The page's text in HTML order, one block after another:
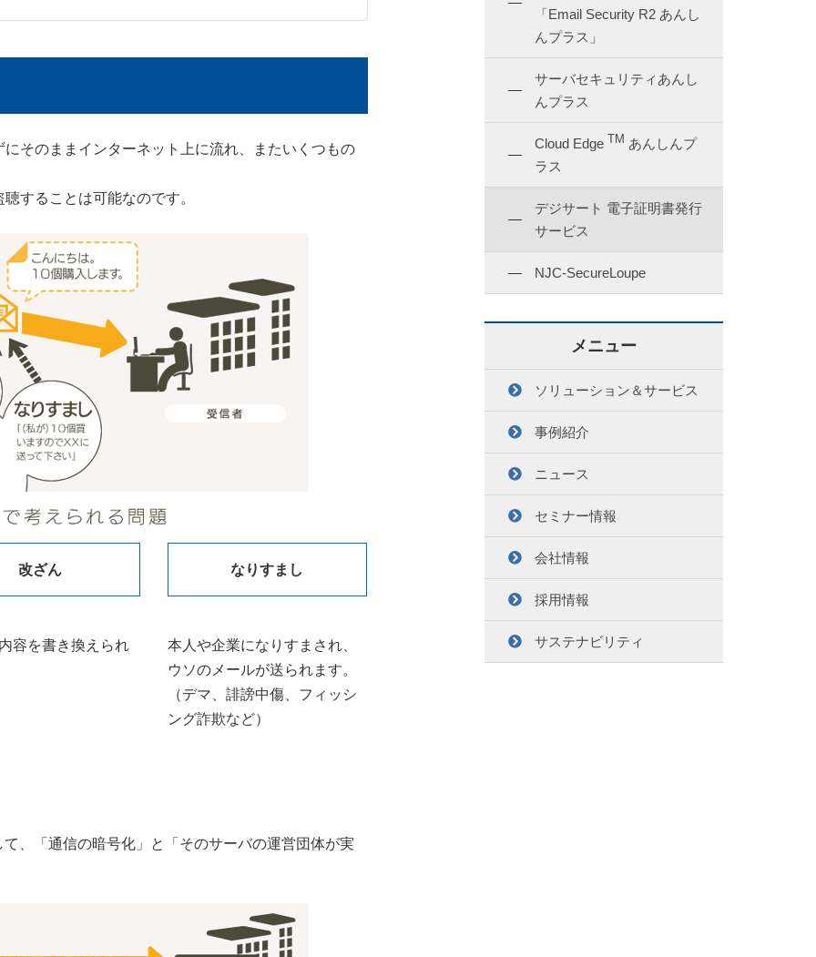
そのままインターネット上に流れ、またいくつもの
することは可能なのです。
改ざん
容を書き換えられ
なりすまし
本人や企業になりすまされ、
ウソのメールが送られます。
（デマ、誹謗中傷、フィッシ
ング詐欺など）
、「通信の暗号化」と「そのサーバの運営団体が実
「Email Security R2 あんし
んプラス」
サーバセキュリティあんし
んプラス
Cloud Edge TM あんしんプ
ラス
デジサート 電子証明書発行
サービス
NJC-SecureLoupe
メニュー
ソリューション＆サービス
事例紹介
ニュース
セミナー情報
会社情報
採用情報
サステナビリティ